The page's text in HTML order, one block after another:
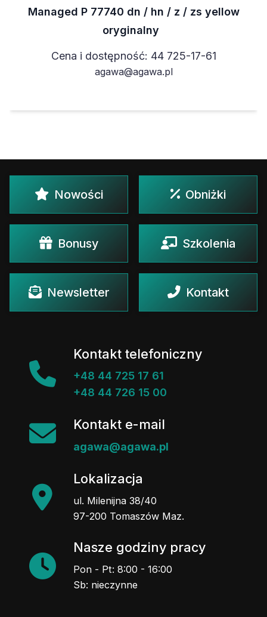
Managed P 77740 dn / hn / z / zs yellow
oryginalny
Cena i dostępność: 44 725-17-61
agawa@agawa.pl
Nowości Obniżki
Bonusy Szkolenia
Newsletter Kontakt
Kontakt telefoniczny
+48 44 725 17 61
+48 44 726 15 00
Kontakt e-mail
agawa@agawa.pl
Lokalizacja
ul. Milenijna 38/40
97-200 Tomaszów Maz.
Nasze godziny pracy
Pon - Pt: 8:00 - 16:00
Sb: nieczynne